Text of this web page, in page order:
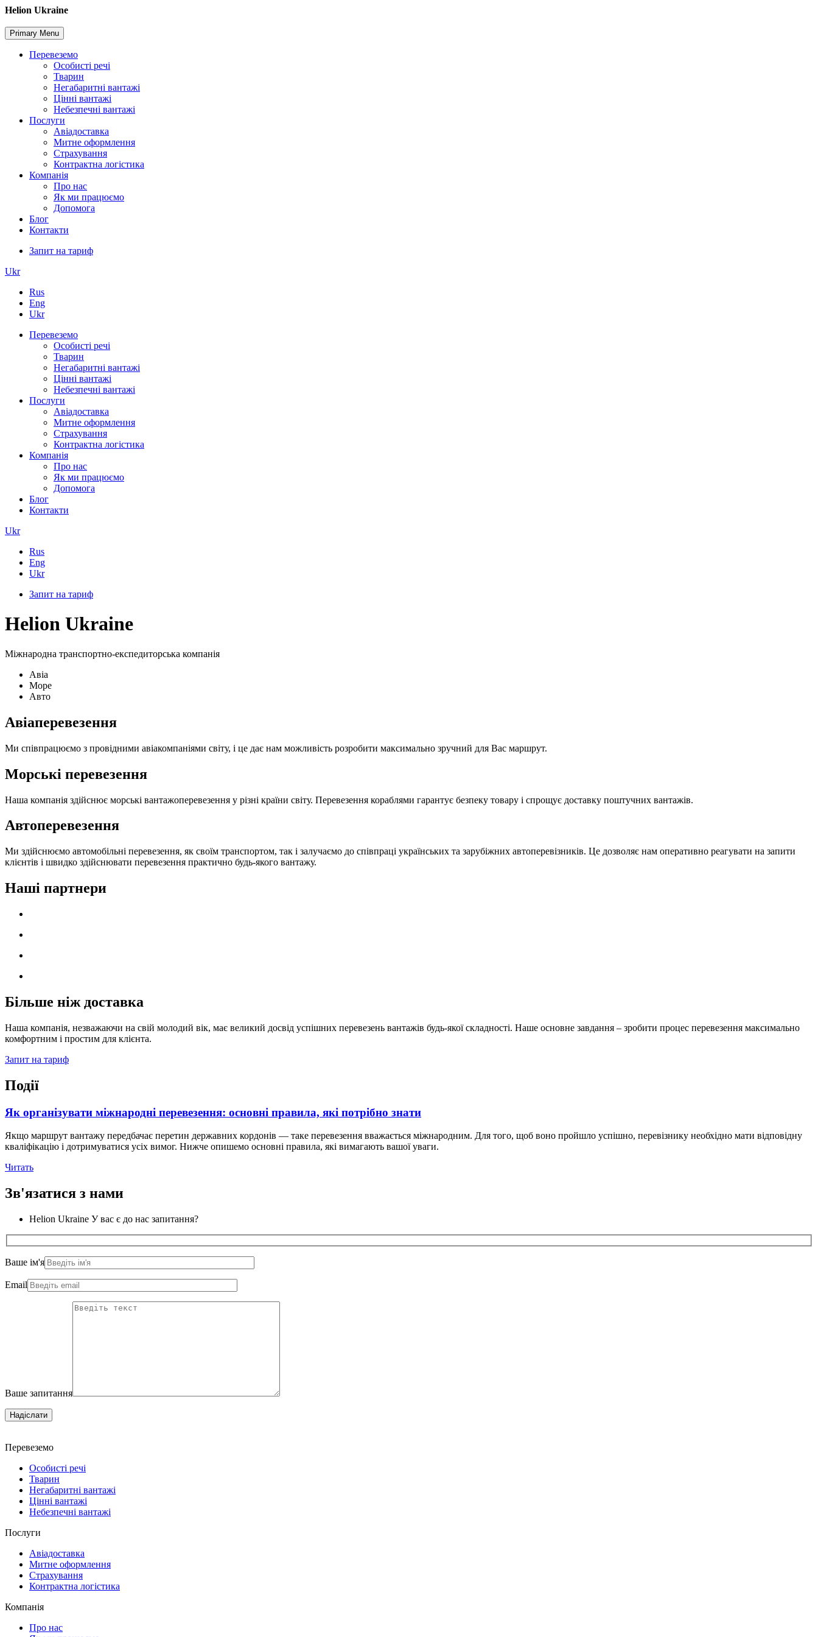
Skip
content
Helion Ukraine
Primary Menu
Перевеземо
Особисті речі
Тварин
Негабаритні вантажі
Цінні вантажі
Небезпечні вантажі
Послуги
Авіадоставка
Митне оформлення
Страхування
Контрактна логістика
Компанія
Про нас
Як ми працюємо
Допомога
Блог
Контакти
Запит на тариф
Ukr
Rus
Eng
Ukr
Перевеземо
Особисті речі
Тварин
Негабаритні вантажі
Цінні вантажі
Небезпечні вантажі
Послуги
Авіадоставка
Митне оформлення
Страхування
Контрактна логістика
Компанія
Про нас
Як ми працюємо
Допомога
Блог
Контакти
Ukr
Rus
Eng
Ukr
Запит на тариф
Helion Ukraine
Міжнародна транспортно-експедиторська компанія
Авіа
Море
Авто
Авіаперевезення
Ми співпрацюємо з провідними авіакомпаніями світу, і це дає нам можливість розробити максимально зручний для Вас маршрут.
Морські перевезення
Наша компанія здійснює морські вантажоперевезення у різні країни світу. Перевезення кораблями гарантує безпеку товару і спрощує доставку поштучних вантажів.
Автоперевезення
Ми здійснюємо автомобільні перевезення, як своїм транспортом, так і залучаємо до співпраці українських та зарубіжних автоперевізників. Це дозволяє нам оперативно реагувати на запити
клієнтів і швидко здійснювати перевезення практично будь-якого вантажу.
Наші партнери
Більше ніж доставка
Наша компанія, незважаючи на свій молодий вік, має великий досвід успішних перевезень вантажів будь-якої складності. Наше основне завдання – зробити процес перевезення максимально
комфортним і простим для клієнта.
Запит на тариф
Події
Як організувати міжнародні перевезення: основні правила, які потрібно знати
Якщо маршрут вантажу передбачає перетин державних кордонів — таке перевезення вважається міжнародним. Для того, щоб воно пройшло успішно, перевізнику необхідно мати відповідну
кваліфікацію і дотримуватися усіх вимог. Нижче опишемо основні правила, які вимагають вашої уваги.
Читать
Зв'язатися з нами
Helion Ukraine У вас є до нас запитання?
Ваше ім'я
Email
Ваше запитання
Надіслати
Перевеземо
Особисті речі
Тварин
Негабаритні вантажі
Цінні вантажі
Небезпечні вантажі
Послуги
Авіадоставка
Митне оформлення
Страхування
Контрактна логістика
Компанія
Про нас